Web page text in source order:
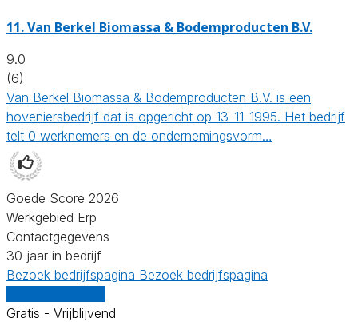
11.Van Berkel Biomassa & Bodemproducten B.V.
9.0
(6)
Van Berkel Biomassa & Bodemproducten B.V. is een
hoveniersbedrijf dat is opgericht op 13-11-1995. Het bedrijf
telt 0 werknemers en de ondernemingsvorm…
Goede Score 2026
Werkgebied Erp
Contactgegevens
30 jaar in bedrijf
Bezoek bedrijfspagina Bezoek bedrijfspagina
Gratis - Vrijblijvend